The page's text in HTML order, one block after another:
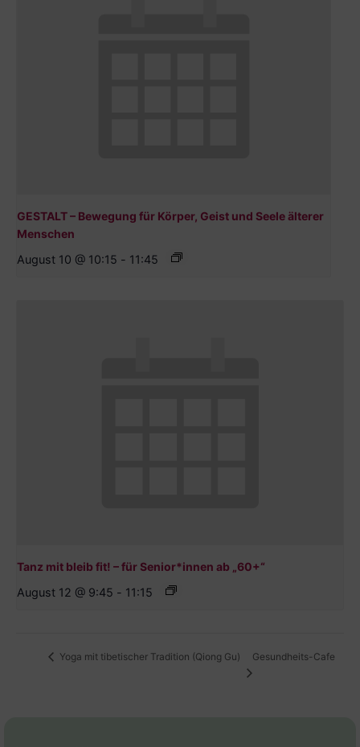
GESTALT – Bewegung für Körper, Geist und Seele älterer
Menschen
August 10 @ 10:15 - 11:45
Tanz mit bleib fit! – für Senior*innen ab „60+“
August 12 @ 9:45 - 11:15
Yoga mit tibetischer Tradition (Qiong Gu) Gesundheits-Cafe